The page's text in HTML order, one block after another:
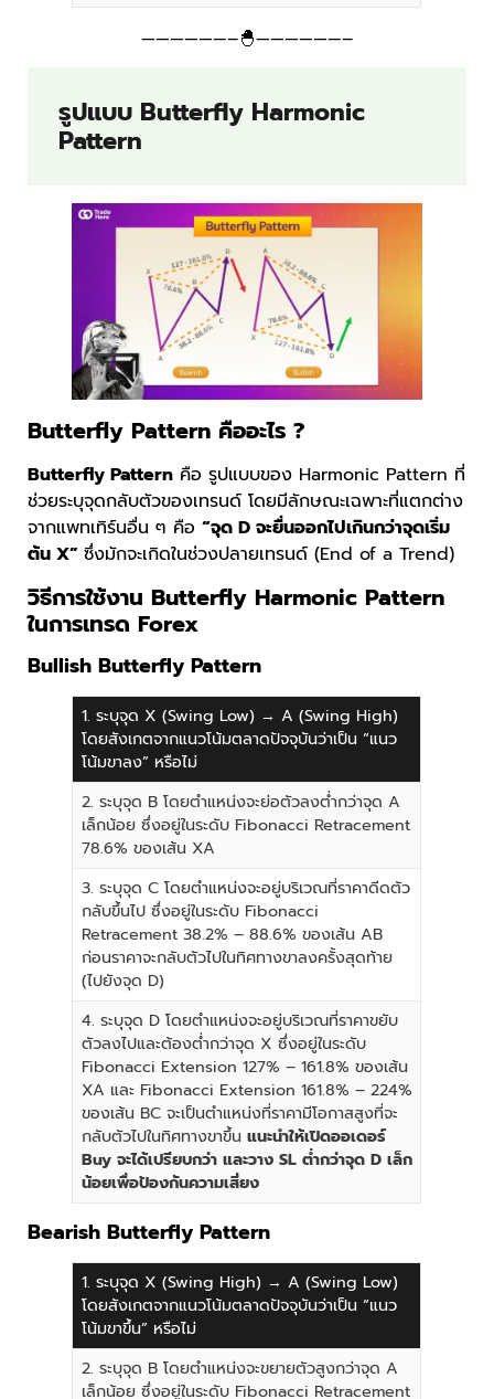
——————–🐣——————–
รูปแบบ Butterfly Harmonic
Pattern
Butterfly Pattern คืออะไร ?
Butterfly Pattern คือ รูปแบบของ Harmonic Pattern ที่
ช่วยระบุจุดกลับตัวของเทรนด์ โดยมีลักษณะเฉพาะที่แตกต่าง
จากแพทเทิร์นอื่น ๆ คือ“จุด D จะยื่นออกไปเกินกว่าจุดเริ่ม
ต้น X”ซึ่งมักจะเกิดในช่วงปลายเทรนด์ (End of a Trend)
วิธีการใช้งาน Butterfly Harmonic Pattern
ในการเทรด Forex
Bullish Butterfly Pattern
1. ระบุจุด X (Swing Low) → A (Swing High)
โดยสังเกตจากแนวโน้มตลาดปัจจุบันว่าเป็น “แนว
โน้มขาลง” หรือไม่
2. ระบุจุด B โดยตำแหน่งจะย่อตัวลงต่ำกว่าจุด A
เล็กน้อย ซึ่งอยู่ในระดับ Fibonacci Retracement
78.6% ของเส้น XA
3. ระบุจุด C โดยตำแหน่งจะอยู่บริเวณที่ราคาดีดตัว
กลับขึ้นไป ซึ่งอยู่ในระดับ Fibonacci
Retracement 38.2% – 88.6% ของเส้น AB
ก่อนราคาจะกลับตัวไปในทิศทางขาลงครั้งสุดท้าย
(ไปยังจุด D)
4. ระบุจุด D โดยตำแหน่งจะอยู่บริเวณที่ราคาขยับ
ตัวลงไปและต้องต่ำกว่าจุด X ซึ่งอยู่ในระดับ
Fibonacci Extension 127% – 161.8% ของเส้น
XA และ Fibonacci Extension 161.8% – 224%
ของเส้น BC จะเป็นตำแหน่งที่ราคามีโอกาสสูงที่จะ
กลับตัวไปในทิศทางขาขึ้น แนะนำให้เปิดออเดอร์
Buy จะได้เปรียบกว่า และวาง SL ต่ำกว่าจุด D เล็ก
น้อยเพื่อป้องกันความเสี่ยง
Bearish Butterfly Pattern
1. ระบุจุด X (Swing High) → A (Swing Low)
โดยสังเกตจากแนวโน้มตลาดปัจจุบันว่าเป็น “แนว
โน้มขาขึ้น” หรือไม่
2. ระบุจุด B โดยตำแหน่งจะขยายตัวสูงกว่าจุด A
เล็กน้อย ซึ่งอยู่ในระดับ Fibonacci Retracement